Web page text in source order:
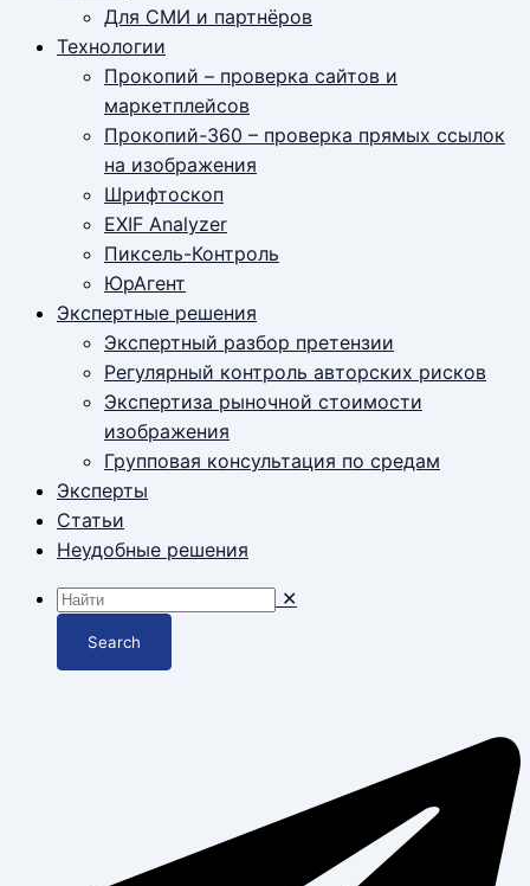
Для СМИ и партнёров
Технологии
Прокопий – проверка сайтов и
маркетплейсов
Прокопий-360 – проверка прямых ссылок
на изображения
Шрифтоскоп
EXIF Analyzer
Пиксель-Контроль
ЮрАгент
Экспертные решения
Экспертный разбор претензии
Регулярный контроль авторских рисков
Экспертиза рыночной стоимости
изображения
Групповая консультация по средам
Эксперты
Статьи
Неудобные решения
✕